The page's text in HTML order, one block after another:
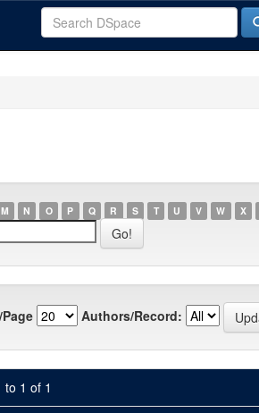
M N O P Q R S T U V W X
Authors/Record:
to 1 of 1